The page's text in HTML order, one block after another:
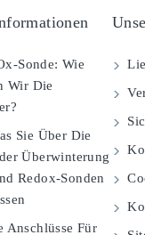
Sonde: Wie
Wir Die
Sie Über Die
Überwinterung
Redox-Sonden
Anschlüsse Für